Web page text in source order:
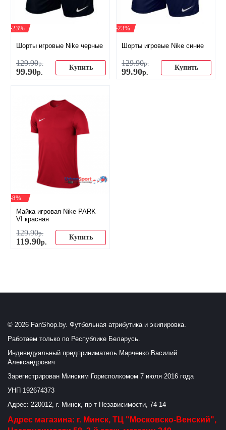
-23%
Шорты игровые Nike черные
129.90р.
99.90р.
Купить
-23%
Шорты игровые Nike синие
129.90р.
99.90р.
Купить
-8%
Майка игровая Nike PARK
VI красная
129.90р.
119.90р.
Купить
© 2026 FanShop.by. Футбольная атрибутика и экипировка.
Работаем только по Республике Беларусь.
Индивидуальный предприниматель Марченко Василий
Александрович
Зарегистрирован Минским Горисполкомом 7 июля 2016 года
УНП 192674373
Адрес: 220012, г. Минск, пр-т Независимости, 74-14
Адрес магазина: г. Минск, ТЦ "Московско-Венский",